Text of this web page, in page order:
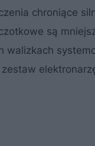
chroniące
są
walizkach